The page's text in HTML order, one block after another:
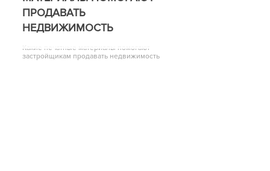
ПРОДАВАТЬ
НЕДВИЖИМОСТЬ
Какие печатные материалы помогают
застройщикам продавать недвижимость